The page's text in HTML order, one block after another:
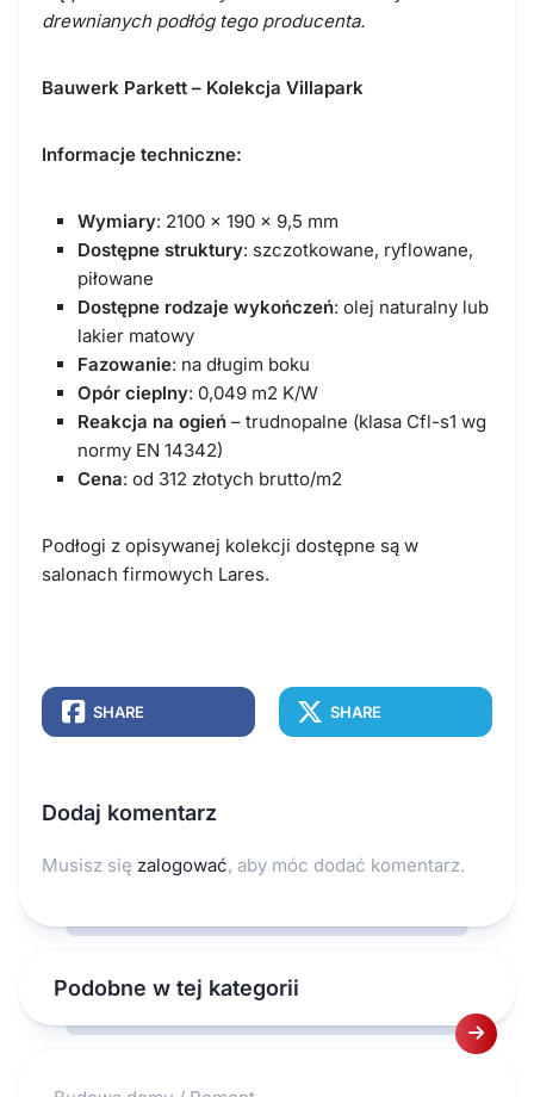
drewnianych podłóg tego producenta.
Bauwerk Parkett – Kolekcja Villapark
Informacje techniczne:
Wymiary: 2100 x 190 x 9,5 mm
Dostępne struktury: szczotkowane, ryflowane,
piłowane
Dostępne rodzaje wykończeń: olej naturalny lub
lakier matowy
Fazowanie: na długim boku
Opór cieplny: 0,049 m2 K/W
Reakcja na ogień – trudnopalne (klasa Cfl-s1 wg
normy EN 14342)
Cena: od 312 złotych brutto/m2
Podłogi z opisywanej kolekcji dostępne są w
salonach firmowych Lares.
SHARE SHARE
Dodaj komentarz
Musisz się zalogować, aby móc dodać komentarz.
Podobne w tej kategorii